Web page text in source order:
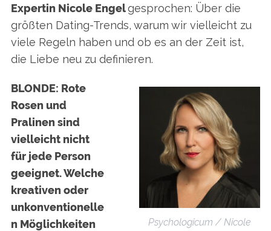
Expertin Nicole Engelgesprochen: Über die
größten Dating-Trends, warum wir vielleicht zu
viele Regeln haben und ob es an der Zeit ist,
die Liebe neu zu definieren.
Psychologicum / Nicole
BLONDE: Rote
Rosen und
Pralinen sind
vielleicht nicht
für jede Person
geeignet. Welche
kreativen oder
unkonventionelle
n Möglichkeiten